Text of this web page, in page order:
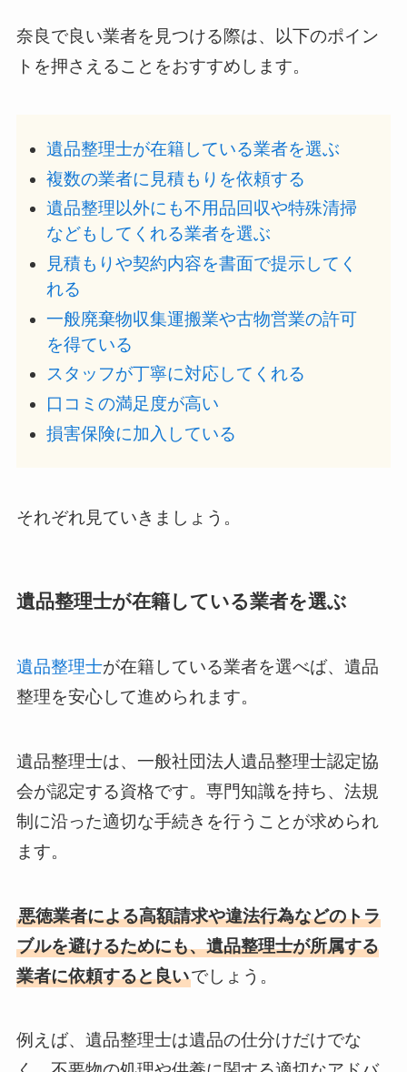
奈良で良い業者を見つける際は、以下のポイン
トを押さえることをおすすめします。
遺品整理士が在籍している業者を選ぶ
複数の業者に見積もりを依頼する
遺品整理以外にも不用品回収や特殊清掃
などもしてくれる業者を選ぶ
見積もりや契約内容を書面で提示してく
れる
一般廃棄物収集運搬業や古物営業の許可
を得ている
スタッフが丁寧に対応してくれる
口コミの満足度が高い
損害保険に加入している
それぞれ見ていきましょう。
遺品整理士が在籍している業者を選ぶ
遺品整理士が在籍している業者を選べば、遺品
整理を安心して進められます。
遺品整理士は、一般社団法人遺品整理士認定協
会が認定する資格です。専門知識を持ち、法規
制に沿った適切な手続きを行うことが求められ
ます。
悪徳業者による高額請求や違法行為などのトラ
ブルを避けるためにも、遺品整理士が所属する
業者に依頼すると良いでしょう。
例えば、遺品整理士は遺品の仕分けだけでな